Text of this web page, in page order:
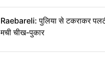
Raebareli: पुलिया से टकराकर
मची चीख-पुकार